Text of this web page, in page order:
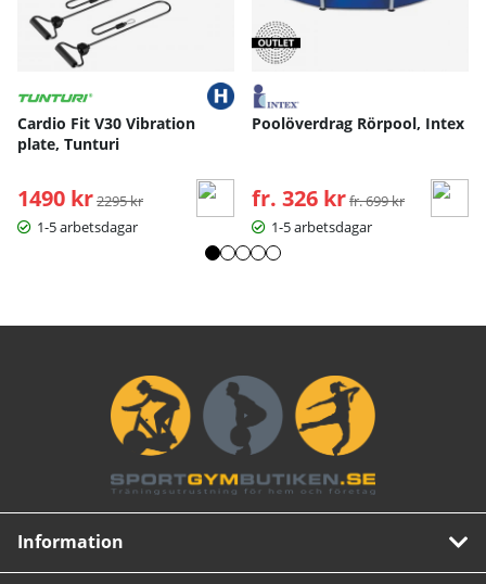
Cardio Fit V30 Vibration
plate, Tunturi
1490 kr Ordinarie pris:
2295 kr
1-5 arbetsdagar
Poolöverdrag Rörpool, Intex
fr. 326 kr Ordinarie pris:
fr. 699 kr
1-5 arbetsdagar
Information